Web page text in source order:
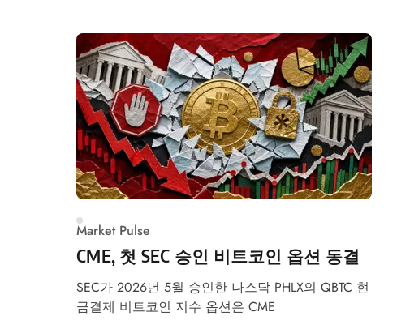
Market Pulse
CME, 첫 SEC 승인 비트코인 옵션 동결
SEC가 2026년 5월 승인한 나스닥 PHLX의 QBTC 현
금결제 비트코인 지수 옵션은 CME